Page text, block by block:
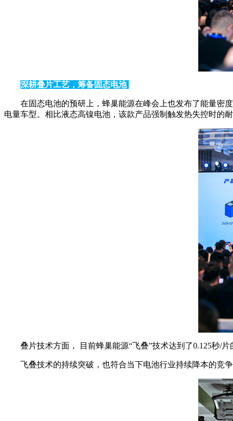
深耕叠片工艺，筹备固态电池
在固态电池的预研上，蜂巢能源在峰会上也发布了能量密
电量车型。相比液态高镍电池，该款产品强制触发热失控时的
叠片技术方面， 目前蜂巢能源“飞叠”技术达到了0.125秒/
飞叠技术的持续突破，也符合当下电池行业持续降本的竞